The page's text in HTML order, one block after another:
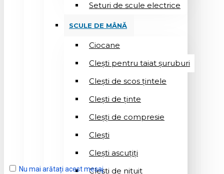
Seturi de scule electrice
SCULE DE MÂNĂ
Ciocane
Cleşti pentru taiat șuruburi
Clești de scos țintele
Clești de ținte
Cleșți de compresie
Cleşti
Clești ascuțiți
Cleşti de nituit
Nu mai arătați acest mesaj